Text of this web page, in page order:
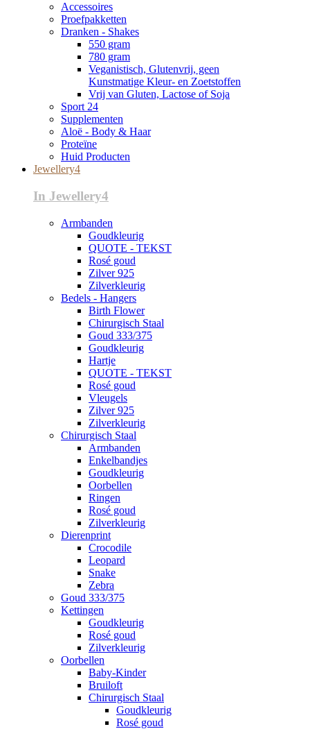
Accessoires
Proefpakketten
Dranken - Shakes
550 gram
780 gram
Veganistisch, Glutenvrij, geen
Kunstmatige Kleur- en Zoetstoffen
Vrij van Gluten, Lactose of Soja
Sport 24
Supplementen
Aloë - Body & Haar
Proteïne
Huid Producten
Jewellery4
In Jewellery4
Armbanden
Goudkleurig
QUOTE - TEKST
Rosé goud
Zilver 925
Zilverkleurig
Bedels - Hangers
Birth Flower
Chirurgisch Staal
Goud 333/375
Goudkleurig
Hartje
QUOTE - TEKST
Rosé goud
Vleugels
Zilver 925
Zilverkleurig
Chirurgisch Staal
Armbanden
Enkelbandjes
Goudkleurig
Oorbellen
Ringen
Rosé goud
Zilverkleurig
Dierenprint
Crocodile
Leopard
Snake
Zebra
Goud 333/375
Kettingen
Goudkleurig
Rosé goud
Zilverkleurig
Oorbellen
Baby-Kinder
Bruiloft
Chirurgisch Staal
Goudkleurig
Rosé goud